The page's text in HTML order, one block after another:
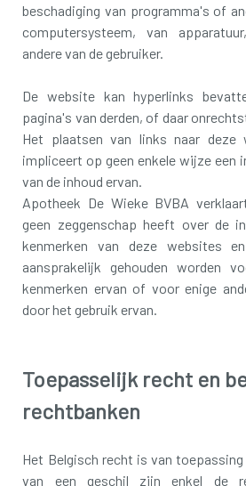
beschadiging van programma's of
computersysteem, van
andere van de gebruiker.
De website kan hyperlinks
pagina's van derden, of daar
Het plaatsen van links naar deze
impliceert op geen enkele wijze een
van de inhoud ervan.
Apotheek De Wieke BVBA
geen zeggenschap heeft over de
kenmerken van deze websites
aansprakelijk gehouden worden
kenmerken ervan of voor enige
door het gebruik ervan.
Toepasselijk recht en
rechtbanken
Het Belgisch recht is van
van een geschil zijn enkel de